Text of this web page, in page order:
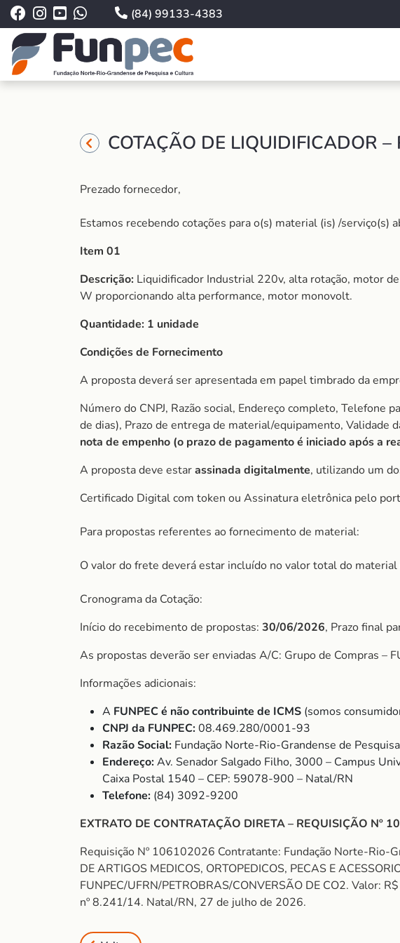
(84) 99133-4383
COTAÇÃO DE LIQUIDIFICADOR
Prezado fornecedor,
Estamos recebendo cotações para o(s) material (is) /serviço(s)
Item 01
Descrição: Liquidificador Industrial 220v, alta rotação, motor
W proporcionando alta performance, motor monovolt.
Quantidade: 1 unidade
Condições de Fornecimento
A proposta deverá ser apresentada em papel timbrado da
Número do CNPJ, Razão social, Endereço completo, Telefone
de dias), Prazo de entrega de material/equipamento, Validade
nota de empenho (o prazo de pagamento é iniciado após a
A proposta deve estarassinada digitalmente, utilizando um
Certificado Digital com token ou Assinatura eletrônica pelo
Para propostas referentes ao fornecimento de material:
O valor do frete deverá estar incluído no valor total do
Cronograma da Cotação:
Início do recebimento de propostas: 30/06/2026, Prazo final
As propostas deverão ser enviadas A/C: Grupo de Compras –
Informações adicionais:
A FUNPEC é não contribuinte de ICMS (somos
CNPJ da FUNPEC:08.469.280/0001-93
Razão Social: Fundação Norte-Rio-Grandense de
Endereço:Av. Senador Salgado Filho, 3000 – Campus
Caixa Postal 1540 – CEP: 59078-900 – Natal/RN
Telefone: (84) 3092-9200
EXTRATO DE CONTRATAÇÃO DIRETA – REQUISIÇÃO Nº
Requisição Nº 106102026 Contratante: Fundação Norte-Rio-
DE ARTIGOS MEDICOS, ORTOPEDICOS, PECAS E
FUNPEC/UFRN/PETROBRAS/CONVERSÃO DE CO2. Valor:
nº 8.241/14. Natal/RN, 27 de julho de 2026.